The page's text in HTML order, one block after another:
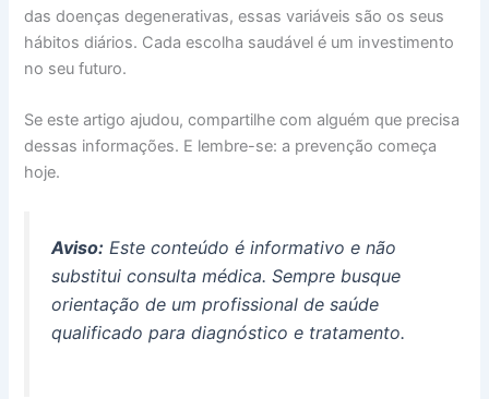
das doenças degenerativas, essas variáveis são os seus
hábitos diários. Cada escolha saudável é um investimento
no seu futuro.
Se este artigo ajudou, compartilhe com alguém que precisa
dessas informações. E lembre-se: a prevenção começa
hoje.
Aviso: Este conteúdo é informativo e não
substitui consulta médica. Sempre busque
orientação de um profissional de saúde
qualificado para diagnóstico e tratamento.